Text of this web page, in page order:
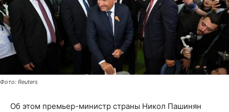
Фото: Reuters
Об этом премьер-министр страны Никол Пашинян